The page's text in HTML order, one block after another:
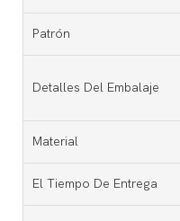
Patrón
Detalles Del Embalaje
Material
El Tiempo De Entrega